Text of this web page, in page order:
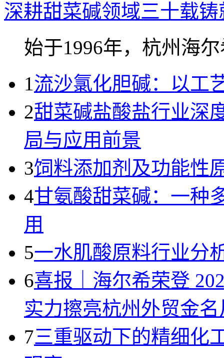
深耕甜菜碱领域三十载
始于1996年，杭州海
1流沙氯化胆碱：以工
2甜菜碱盐酸盐行业深
局与应用前景
3饲料添加剂及功能性
4甘氨酸甜菜碱：一种
用
5一水肌酸原料行业分
6喜报｜海尔希荣登
实力擦亮杭州外贸金名
7三重驱动下的精细化